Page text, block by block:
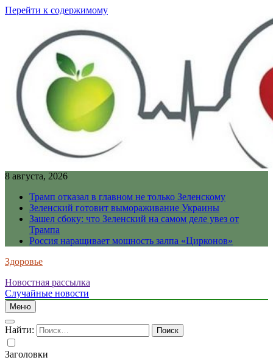
Перейти к содержимому
8 августа, 2026
Трамп отказал в главном не только Зеленскому
Зеленский готовит вымораживание Украины
Зашел сбоку: что Зеленский на самом деле увез от
Трампа
Россия наращивает мощность залпа «Цирконов»
Здоровье
Новостная рассылка
Случайные новости
Меню
Найти:
Заголовки